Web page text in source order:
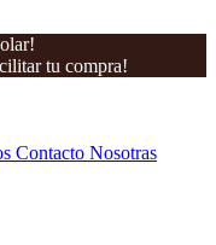
tu compra!
Contacto Nosotras